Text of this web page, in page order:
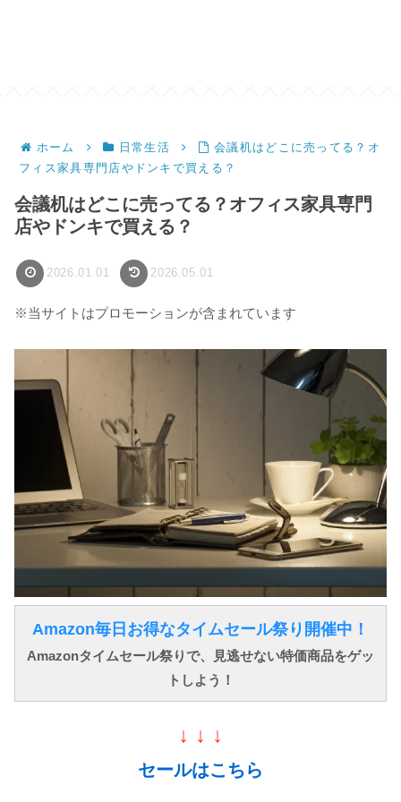
ホーム 日常生活
会議机はどこに売ってる？オ
フィス家具専門店やドンキで買える？
会議机はどこに売ってる？オフィス家具専門
店やドンキで買える？
2026.01.01 2026.05.01
※当サイトはプロモーションが含まれています
Amazon毎日お得なタイムセール祭り開催中！
Amazonタイムセール祭りで、見逃せない特価商品をゲッ
トしよう！
↓ ↓ ↓
セールはこちら